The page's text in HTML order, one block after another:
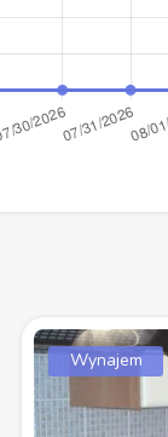
Wynajem